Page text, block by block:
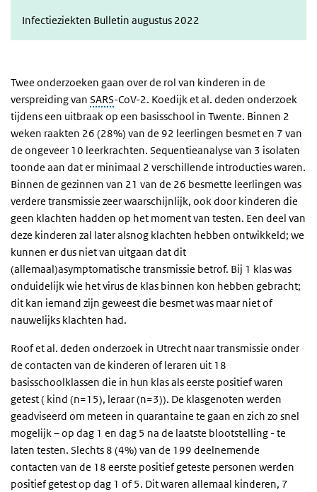
Infectieziekten Bulletin augustus 2022
Twee onderzoeken gaan over de rol van kinderen in de
verspreiding van SARS-CoV-2. Koedijk et al. deden onderzoek
tijdens een uitbraak op een basisschool in Twente. Binnen 2
weken raakten 26 (28%) van de 92 leerlingen besmet en 7 van
de ongeveer 10 leerkrachten. Sequentieanalyse van 3 isolaten
toonde aan dat er minimaal 2 verschillende introducties waren.
Binnen de gezinnen van 21 van de 26 besmette leerlingen was
verdere transmissie zeer waarschijnlijk, ook door kinderen die
geen klachten hadden op het moment van testen. Een deel van
deze kinderen zal later alsnog klachten hebben ontwikkeld; we
kunnen er dus niet van uitgaan dat dit
(allemaal)asymptomatische transmissie betrof. Bij 1 klas was
onduidelijk wie het virus de klas binnen kon hebben gebracht;
dit kan iemand zijn geweest die besmet was maar niet of
nauwelijks klachten had.
Roof et al. deden onderzoek in Utrecht naar transmissie onder
de contacten van de kinderen of leraren uit 18
basisschoolklassen die in hun klas als eerste positief waren
getest ( kind (n=15), leraar (n=3)). De klasgenoten werden
geadviseerd om meteen in quarantaine te gaan en zich zo snel
mogelijk – op dag 1 en dag 5 na de laatste blootstelling - te
laten testen. Slechts 8 (4%) van de 199 deelnemende
contacten van de 18 eerste positief geteste personen werden
positief getest op dag 1 of 5. Dit waren allemaal kinderen, 7